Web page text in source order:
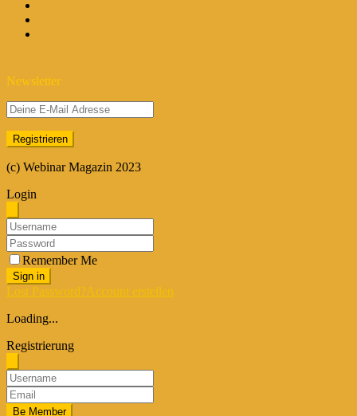
Newsletter
(c) Webinar Magazin 2023
Login
Remember Me
Sign in
Lost Password?Account erstellen
Loading...
Registrierung
Be Member